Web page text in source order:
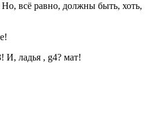
всё равно, должны быть, хоть,
И, ладья , g4? мат!